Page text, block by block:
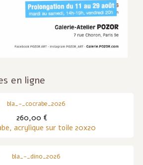
en ligne
260,00 €
acrylique sur toile 20x20